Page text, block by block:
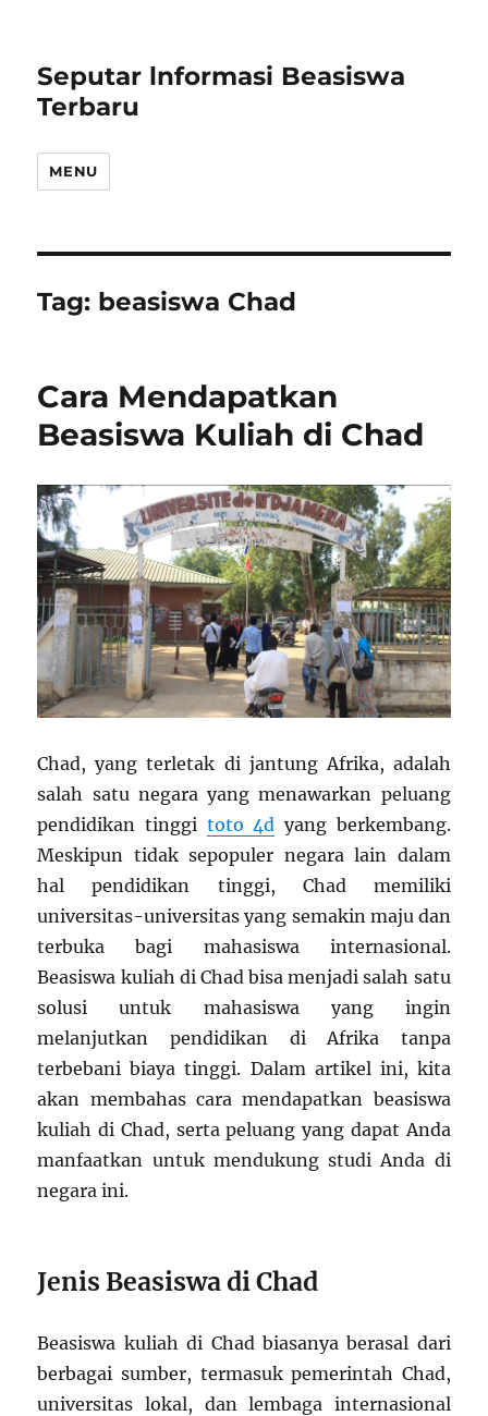
Seputar lnformasi Beasiswa
Terbaru
MENU
Tag: beasiswa Chad
Cara Mendapatkan
Beasiswa Kuliah di Chad
Chad, yang terletak di jantung Afrika, adalah
salah satu negara yang menawarkan peluang
pendidikan tinggi toto 4d yang berkembang.
Meskipun tidak sepopuler negara lain dalam
hal pendidikan tinggi, Chad memiliki
universitas-universitas yang semakin maju dan
terbuka bagi mahasiswa internasional.
Beasiswa kuliah di Chad bisa menjadi salah satu
solusi untuk mahasiswa yang ingin
melanjutkan pendidikan di Afrika tanpa
terbebani biaya tinggi. Dalam artikel ini, kita
akan membahas cara mendapatkan beasiswa
kuliah di Chad, serta peluang yang dapat Anda
manfaatkan untuk mendukung studi Anda di
negara ini.
Jenis Beasiswa di Chad
Beasiswa kuliah di Chad biasanya berasal dari
berbagai sumber, termasuk pemerintah Chad,
universitas lokal, dan lembaga internasional